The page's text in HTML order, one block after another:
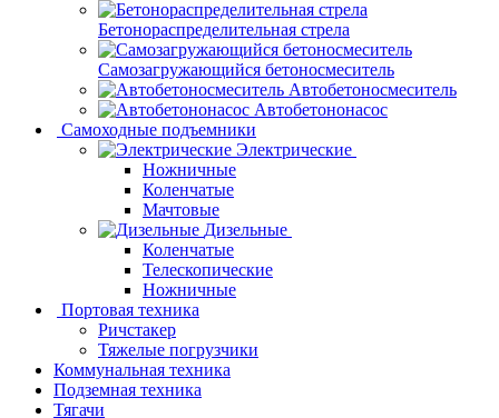
Бетонораспределительная стрела
Самозагружающийся бетоносмеситель
Автобетоносмеситель
Автобетононасос
Самоходные подъемники
Электрические
Ножничные
Коленчатые
Мачтовые
Дизельные
Коленчатые
Телескопические
Ножничные
Портовая техника
Ричстакер
Тяжелые погрузчики
Коммунальная техника
Подземная техника
Тягачи